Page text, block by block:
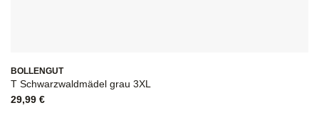
BOLLENGUT
T Schwarzwaldmädel grau 3XL
29,99 €